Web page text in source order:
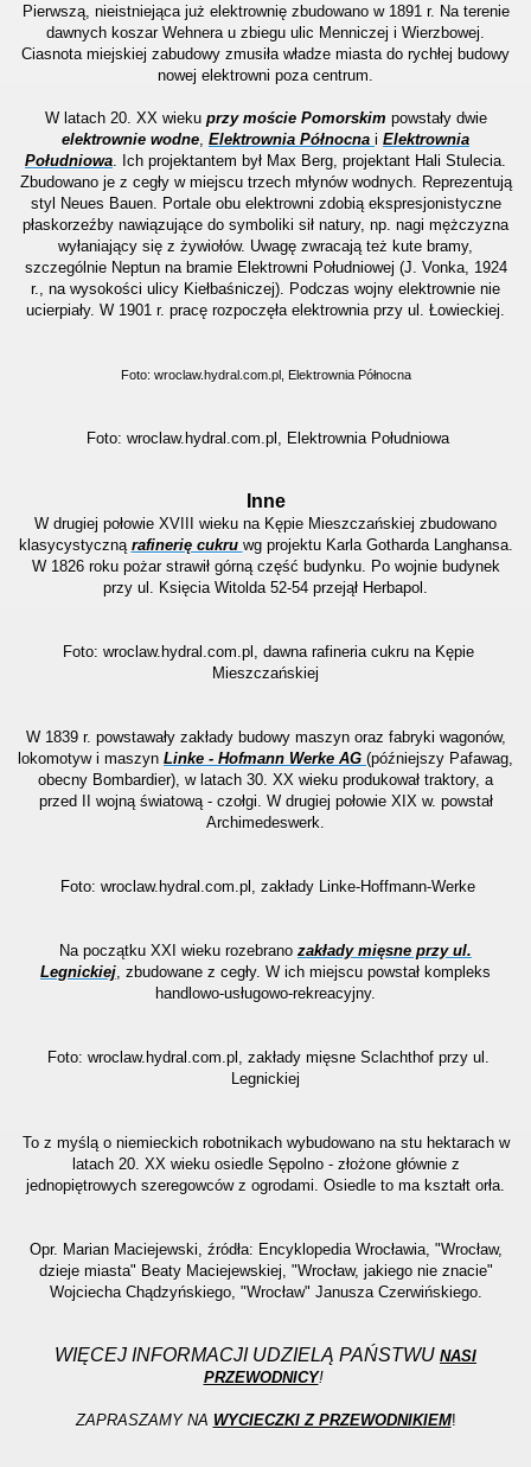
Pierwszą, nieistniejąca już elektrownię zbudowano w 1891 r. Na terenie
dawnych koszar Wehnera u zbiegu ulic Menniczej i Wierzbowej.
Ciasnota miejskiej zabudowy zmusiła władze miasta do rychłej budowy
nowej elektrowni poza centrum.
W latach 20. XX wieku przy moście Pomorskim powstały dwie
elektrownie wodne, Elektrownia Północna i Elektrownia
Południowa. Ich projektantem był Max Berg, projektant Hali Stulecia.
Zbudowano je z cegły w miejscu trzech młynów wodnych. Reprezentują
styl Neues Bauen. Portale obu elektrowni zdobią ekspresjonistyczne
płaskorzeźby nawiązujące do symboliki sił natury, np. nagi mężczyzna
wyłaniający się z żywiołów. Uwagę zwracają też kute bramy,
szczególnie Neptun na bramie Elektrowni Południowej (J. Vonka, 1924
r., na wysokości ulicy Kiełbaśniczej). Podczas wojny elektrownie nie
ucierpiały. W 1901 r. pracę rozpoczęła elektrownia przy ul. Łowieckiej.
Foto: wroclaw.hydral.com.pl, Elektrownia Północna
Foto: wroclaw.hydral.com.pl, Elektrownia Południowa
Inne
W drugiej połowie XVIII wieku na Kępie Mieszczańskiej zbudowano
klasycystyczną rafinerię cukru wg projektu Karla Gotharda Langhansa.
W 1826 roku pożar strawił górną część budynku. Po wojnie budynek
przy ul. Księcia Witolda 52-54 przejął Herbapol.
Foto: wroclaw.hydral.com.pl, dawna rafineria cukru na Kępie
Mieszczańskiej
W 1839 r. powstawały zakłady budowy maszyn oraz fabryki wagonów,
lokomotyw i maszyn Linke - Hofmann Werke AG (późniejszy Pafawag,
obecny Bombardier), w latach 30. XX wieku produkował traktory, a
przed II wojną światową - czołgi. W drugiej połowie XIX w. powstał
Archimedeswerk.
Foto: wroclaw.hydral.com.pl, zakłady Linke-Hoffmann-Werke
Na początku XXI wieku rozebrano zakłady mięsne przy ul.
Legnickiej, zbudowane z cegły. W ich miejscu powstał kompleks
handlowo-usługowo-rekreacyjny.
Foto: wroclaw.hydral.com.pl, zakłady mięsne Sclachthof przy ul.
Legnickiej
To z myślą o niemieckich robotnikach wybudowano na stu hektarach w
latach 20. XX wieku osiedle Sępolno - złożone głównie z
jednopiętrowych szeregowców z ogrodami. Osiedle to ma kształt orła.
Opr. Marian Maciejewski, źródła: Encyklopedia Wrocławia, "Wrocław,
dzieje miasta" Beaty Maciejewskiej, "Wrocław, jakiego nie znacie"
Wojciecha Chądzyńskiego, "Wrocław" Janusza Czerwińskiego.
WIĘCEJ INFORMACJI UDZIELĄ PAŃSTWU NASI
PRZEWODNICY!
ZAPRASZAMY NA WYCIECZKI Z PRZEWODNIKIEM!